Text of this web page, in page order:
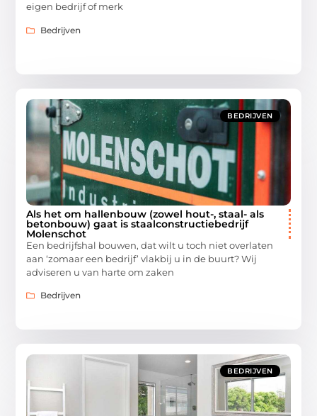
eigen bedrijf of merk
Bedrijven
BEDRIJVEN
Als het om hallenbouw (zowel hout-, staal- als
betonbouw) gaat is staalconstructiebedrijf
Molenschot
Een bedrijfshal bouwen, dat wilt u toch niet overlaten
aan ‘zomaar een bedrijf’ vlakbij u in de buurt? Wij
adviseren u van harte om zaken
Bedrijven
BEDRIJVEN